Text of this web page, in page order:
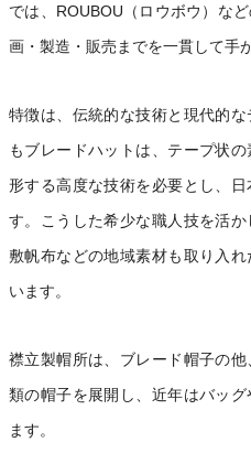
では、ROUBOU（ロウボウ）な
画・製造・販売までを一貫して手
特徴は、伝統的な技術と現代的
もブレードハットは、テープ状
形する高度な技術を必要とし、
す。こうした希少な職人技を活
敷帆布などの地域素材も取り入
います。
襟立製帽所は、ブレード帽子の
類の帽子を展開し、近年はバッ
ます。